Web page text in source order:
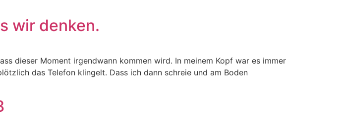
wir denken.
dieser Moment irgendwann kommen wird. In meinem Kopf war es immer
das Telefon klingelt. Dass ich dann schreie und am Boden